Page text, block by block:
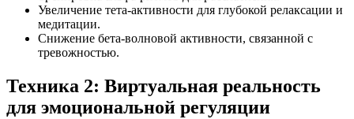
Увеличение тета-активности для глубокой релаксации и
медитации.
Снижение бета-волновой активности, связанной с
тревожностью.
Техника 2: Виртуальная реальность
для эмоциональной регуляции